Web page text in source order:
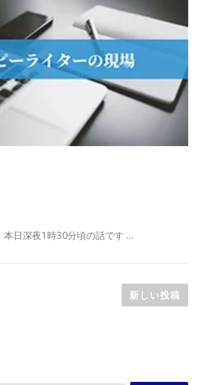
日深夜1時30分頃の話です …
新しい投稿